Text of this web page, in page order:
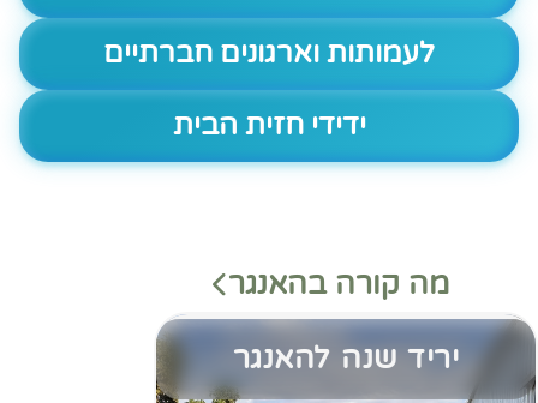
לעמותות וארגונים חברתיים
ידידי חזית הבית
מה קורה בהאנגר
יריד שנה להאנגר